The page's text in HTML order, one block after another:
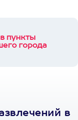
пункты
города
в